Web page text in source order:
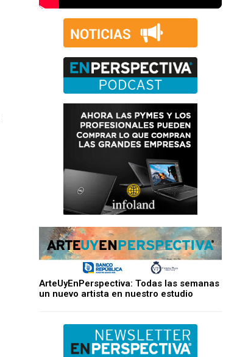
ArteUyEnPerspectiva: Todas las semanas
un nuevo artista en nuestro estudio